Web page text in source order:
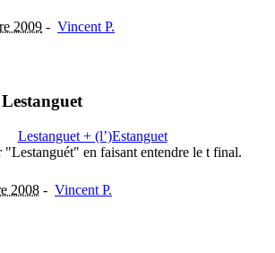
2009 - Vincent P.
Lestanguet
Lestanguet + (l’)Estanguet
"Lestanguét" en faisant entendre le t final.
2008 - Vincent P.